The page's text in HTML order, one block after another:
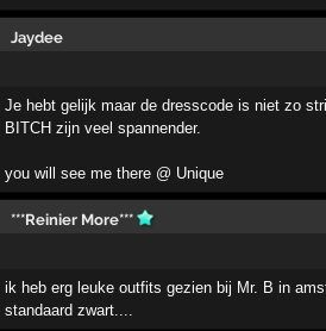
Jaydee
Je hebt gelijk maar de dresscode is niet zo
BITCH zijn veel spannender.
you will see me there @ Unique
***Reinier More***
ik heb erg leuke outfits gezien bij Mr. B in
standaard zwart....